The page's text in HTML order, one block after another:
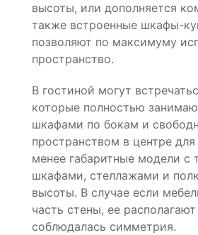
высоты, или дополняется
также встроенные шкафы-
позволяют по максимуму
пространство.
В гостиной могут
которые полностью
шкафами по бокам и
пространством в центре
менее габаритные модели с
шкафами, стеллажами и
высоты. В случае если
часть стены, ее
соблюдалась симметрия.